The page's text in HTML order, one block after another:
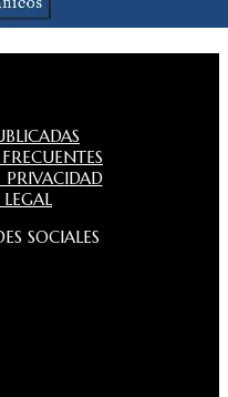
PRIVACIDAD
SOCIALES